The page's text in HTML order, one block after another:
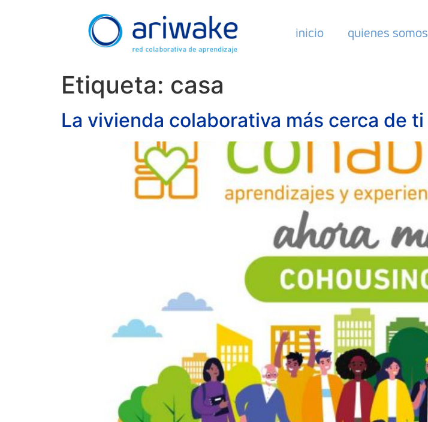
inicio quienes somos
Etiqueta: casa
La vivienda colaborativa más cerca de ti